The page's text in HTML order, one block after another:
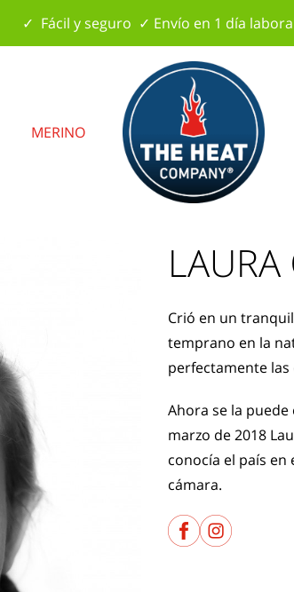
✓ Fácil y seguro ✓ Envío en 1 día
MERINO
LAURA
Crió en un
temprano en la
perfectamente las
Ahora se la
marzo de 2018
conocía el país
cámara.